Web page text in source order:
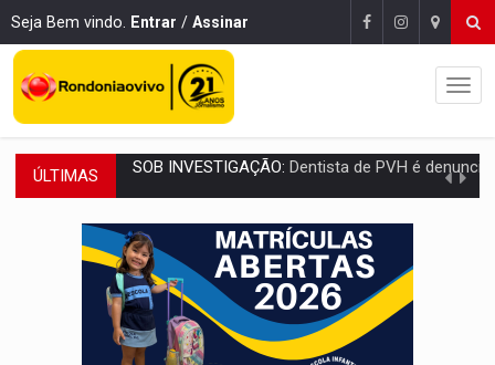
Seja Bem vindo. Entrar / Assinar
ÚLTIMAS ESQUEMA DE FRAUDES:Polícia Civil deflagra a terceira fase da
ASSESSOR FLAGRADO:Empresa e ONG que recebeu R$ 12 mi em emendas
INFLUENCIARIA ELEIÇÕES:Justiça Eleitoral manda tirar vídeo com suposta
CONEXÃO RONDONIAOVIVO:Marcio Barreto, pres. da ABAV-RO, alerta sobre golpes
DA RECICLAGEM AO SUCESSO: